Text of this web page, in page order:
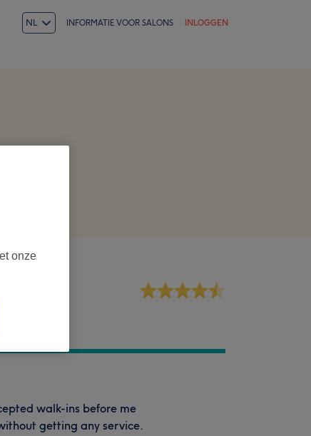
NL INFORMATIE VOOR SALONS INLOGGEN
walk-ins before me
getting any service.
onze